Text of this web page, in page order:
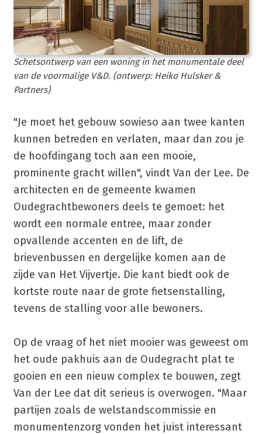
Schetsontwerp van een woning in het monumentale deel
van de voormalige V&D. (ontwerp: Heiko Hulsker &
Partners)
"Je moet het gebouw sowieso aan twee kanten
kunnen betreden en verlaten, maar dan zou je
de hoofdingang toch aan een mooie,
prominente gracht willen", vindt Van der Lee. De
architecten en de gemeente kwamen
Oudegrachtbewoners deels te gemoet: het
wordt een normale entree, maar zonder
opvallende accenten en de lift, de
brievenbussen en dergelijke komen aan de
zijde van Het Vijvertje. Die kant biedt ook de
kortste route naar de grote fietsenstalling,
tevens de stalling voor alle bewoners.
Op de vraag of het niet mooier was geweest om
het oude pakhuis aan de Oudegracht plat te
gooien en een nieuw complex te bouwen, zegt
Van der Lee dat dit serieus is overwogen. "Maar
partijen zoals de welstandscommissie en
monumentenzorg vonden het juist interessant